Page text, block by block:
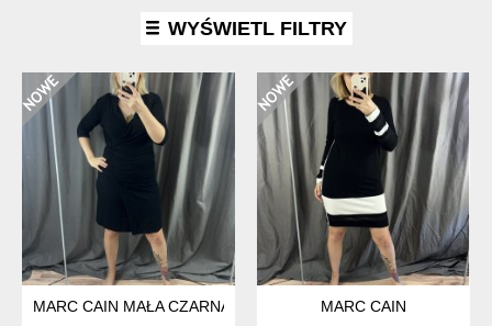
WYŚWIETL FILTRY
MARC CAIN MAŁA CZARNA
MARC CAIN